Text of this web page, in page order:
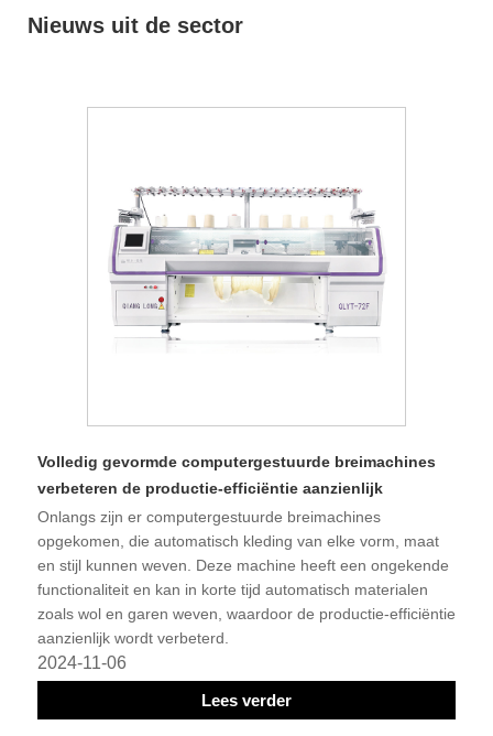
Nieuws uit de sector
Volledig gevormde computergestuurde breimachines
verbeteren de productie-efficiëntie aanzienlijk
Onlangs zijn er computergestuurde breimachines
opgekomen, die automatisch kleding van elke vorm, maat
en stijl kunnen weven. Deze machine heeft een ongekende
functionaliteit en kan in korte tijd automatisch materialen
zoals wol en garen weven, waardoor de productie-efficiëntie
aanzienlijk wordt verbeterd.
2024-11-06
Lees verder